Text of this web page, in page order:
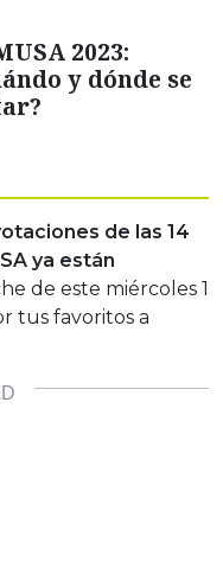
2023:
y dónde se
de las 14
ya están
de este miércoles 1
tus favoritos a